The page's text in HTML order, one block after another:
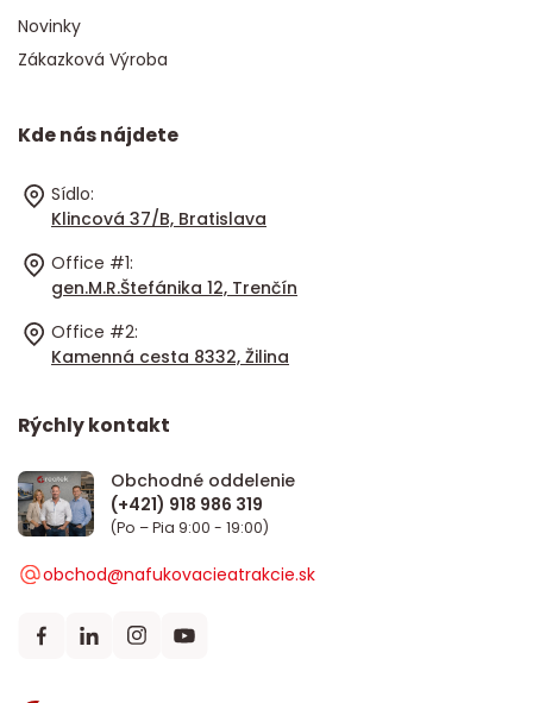
Novinky
Zákazková Výroba
Kde nás nájdete
Sídlo:
Klincová 37/B, Bratislava
Office #1:
gen.M.R.Štefánika 12, Trenčín
Office #2:
Kamenná cesta 8332, Žilina
Rýchly kontakt
Obchodné oddelenie
(Po – Pia 9:00 - 19:00)
obchod@nafukovacieatrakcie.sk